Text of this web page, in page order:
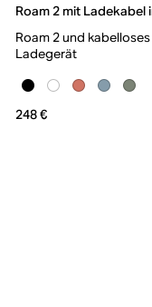
Roam 2 mit Ladekabel
Roam 2 und kabelloses
Ladegerät
248 €